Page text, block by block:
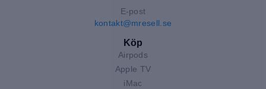
E-post
kontakt@mresell.se
Köp
Airpods
Apple TV
iMac